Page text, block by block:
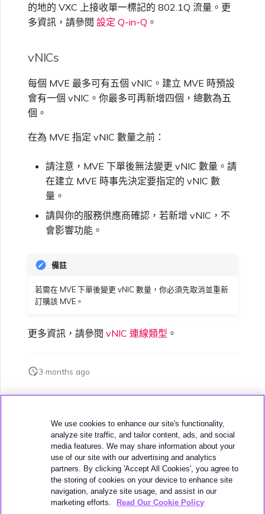
的地的 VXC 上接收單一標記的 802.1Q 流量。更
多資訊，請參閱 設定 Q-in-Q 。
vNICs
每個 MVE 最多可有五個 vNIC。建立 MVE 時預設
會有一個 vNIC。你最多可再新增四個，總數為五
個。
在為 MVE 指定 vNIC 數量之前：
請注意，MVE 下單後無法變更 vNIC 數量。請
在建立 MVE 時事先決定要指定的 vNIC 數
量。
請與你的服務供應商確認，若新增 vNIC，不
會影響功能。
備註
若需在 MVE 下單後變更 vNIC 數量，你必須先取消並重新
訂購該 MVE。
更多資訊，請參閱 vNIC 連線類型 。
3 months ago
下一頁
建立 MVE
We use cookies to enhance our site's functionality,
analyze site traffic, and tailor content, ads, and social
media features. We may share information about your
use of our site with our advertising and analytics
partners. By clicking 'Accept All Cookies', you agree to
the storing of cookies on your device to enhance site
navigation, analyze site usage, and assist in our
marketing efforts.
Read Our Cookie Policy